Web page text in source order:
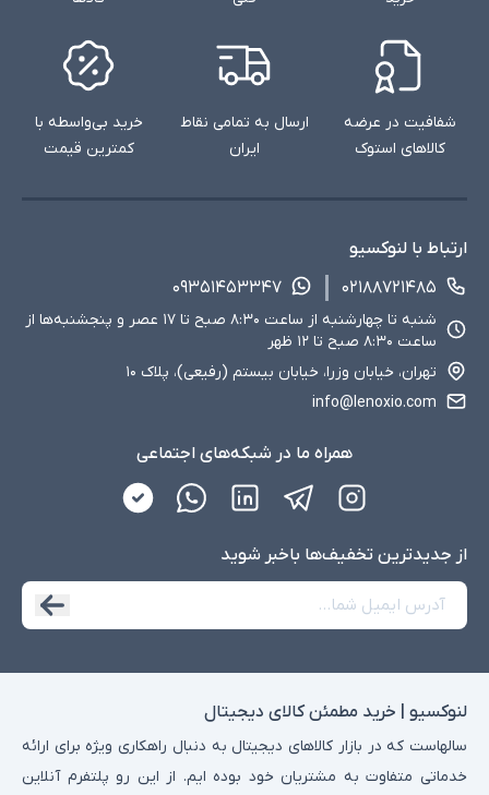
شفافیت در عرضه
کالاهای استوک
ارسال به تمامی نقاط
ایران
خرید بی‌واسطه با
کمترین قیمت
ارتباط با لنوکسیو
۰۲۱۸۸۷۲۱۴۸۵
۰۹۳۵۱۴۵۳۳۴۷
شنبه تا چهارشنبه از ساعت ۸:۳۰ صبح تا ۱۷ عصر و پنجشنبه‌ها از
ساعت ۸:۳۰ صبح تا ۱۲ ظهر
تهران، خیابان وزرا، خیابان بیستم (رفیعی)، پلاک ۱۰
info@lenoxio.com
همراه ما در شبکه‌های اجتماعی
از جدید‌ترین تخفیف‌ها با‌خبر شوید
لنوکسیو | خرید مطمئن کالای دیجیتال
سالهاست که در بازار کالاهای دیجیتال به دنبال راهکاری ویژه برای ارائه
خدماتی متفاوت به مشتریان خود بوده ایم. از این رو پلتفرم آنلاین